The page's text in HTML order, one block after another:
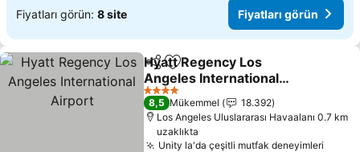
Fiyatları görün: 8 site Fiyatları görün
PaylaşFavorilerime ekle
Hyatt Regency Los
Angeles International
Airport
Fiyatları görün
4 Yıldız
8,5 Mükemmel
18.392
Los Angeles Uluslararası Havaalanı 0.7 km
uzaklıkta
Unity la'da çeşitli mutfak deneyimleri